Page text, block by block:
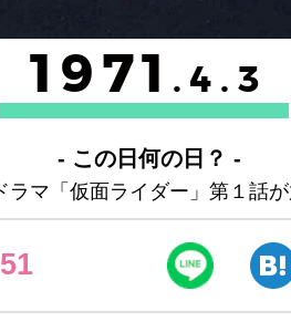
1971 .4.3
- この日何の日？ -
ラマ「仮面ライダー」第１話
51